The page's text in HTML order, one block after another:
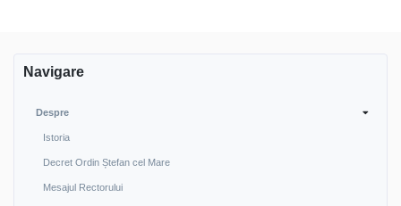
Navigare
Despre
Istoria
Decret Ordin Ștefan cel Mare
Mesajul Rectorului